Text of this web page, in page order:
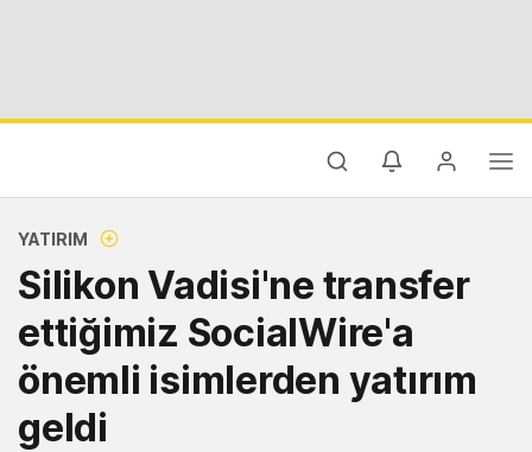
YATIRIM
Silikon Vadisi'ne transfer
ettiğimiz SocialWire'a
önemli isimlerden yatırım
geldi